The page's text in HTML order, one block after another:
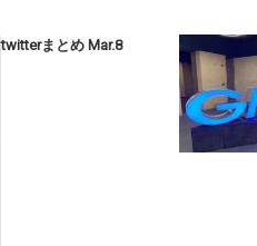
twitterまとめ Mar.8